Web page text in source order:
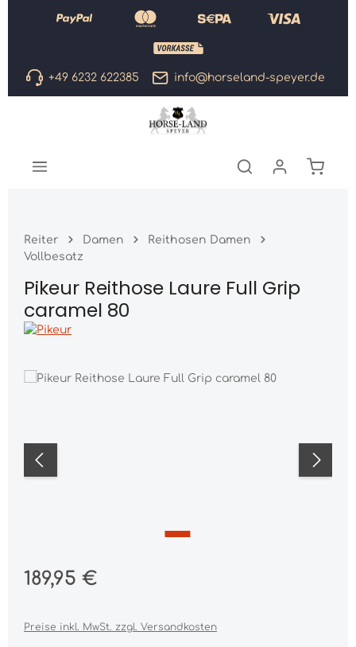
Zum Hauptinhalt springen
+49 6232 622385 info@horseland-speyer.de
Reiter Damen
Reithosen Damen
Vollbesatz
Pikeur Reithose Laure Full Grip
caramel 80
Bildergalerie überspringen
Regulärer Preis:
189,95 €
Preise inkl. MwSt. zzgl. Versandkosten